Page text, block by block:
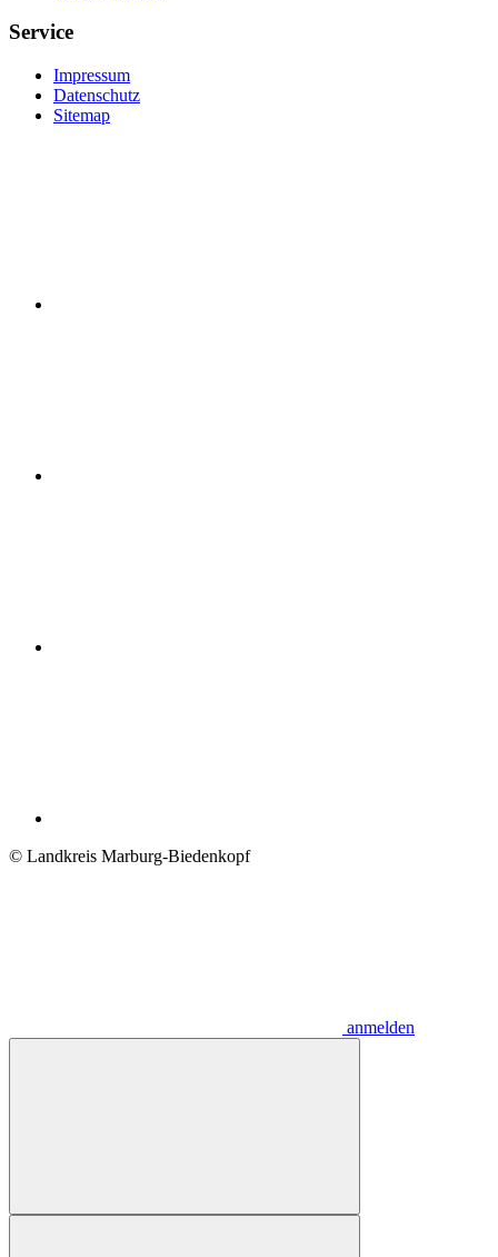
Service
Impressum
Datenschutz
Sitemap
© Landkreis Marburg-Biedenkopf
anmelden